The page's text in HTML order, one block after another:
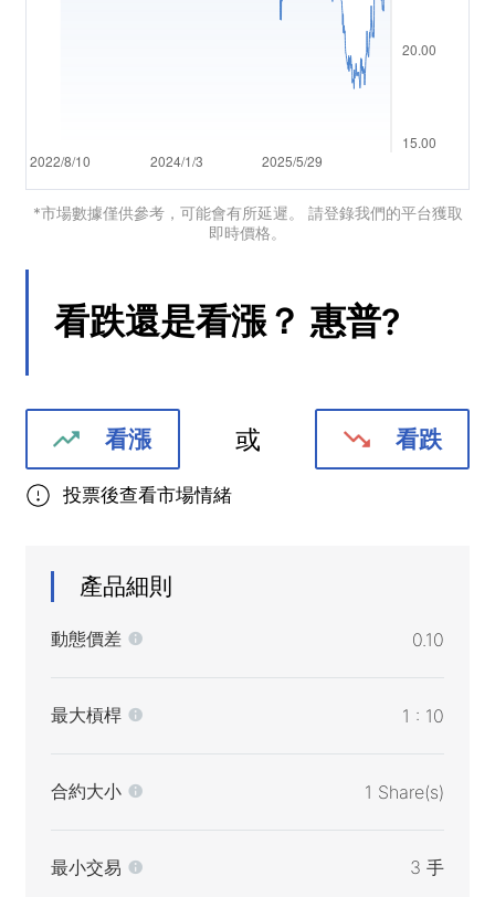
*市場數據僅供參考，可能會有所延遲。 請登錄我們的平台獲取
即時價格。
看跌還是看漲？惠普?
看漲 或 看跌
投票後查看市場情緒
產品細則
動態價差 0.10
最大槓桿 1 : 10
合約大小 1 Share(s)
最小交易 3 手